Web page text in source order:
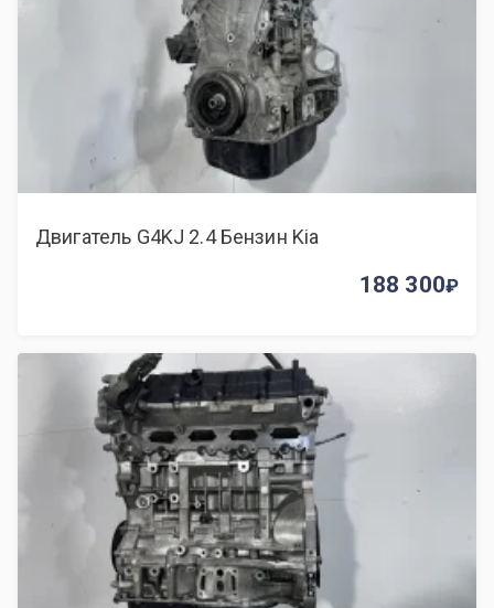
Двигатель G4KJ 2.4 Бензин Kia
188 300